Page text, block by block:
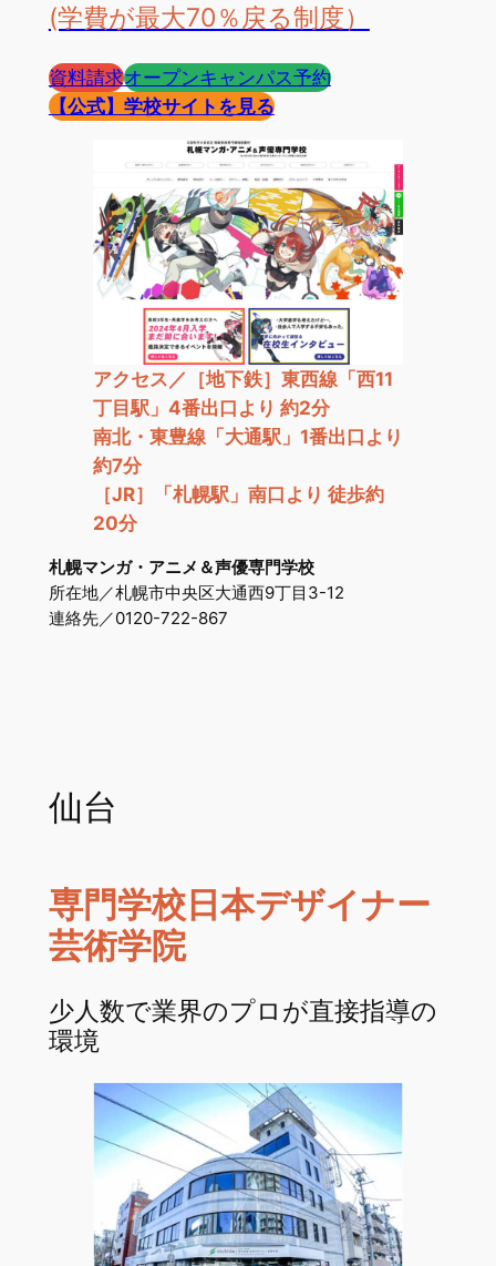
(学費が最大70％戻る制度）
資料請求オープンキャンパス予約
【公式】 学校サイトを見る
アクセス／［地下鉄］東西線「西11
丁目駅」4番出口より 約2分
南北・東豊線「大通駅」1番出口より
約7分
［JR］「札幌駅」南口より 徒歩約
20分
札幌マンガ・アニメ＆声優専門学校
所在地／札幌市中央区大通西9丁目3-12
連絡先／0120-722-867
仙台
専門学校日本デザイナー
芸術学院
少人数で業界のプロが直接指導の
環境